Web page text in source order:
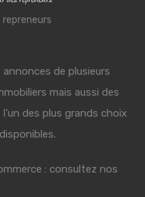
repreneurs
de plusieurs
mais aussi des
des plus grands choix
: consultez nos